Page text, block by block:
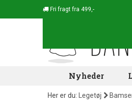
Fri fragt fra 499,-
Nyheder
Her er du: Legetøj